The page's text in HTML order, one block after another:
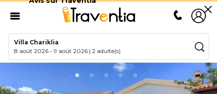
Villa Chariklia
8 août 2026 -9 août 2026 |2 adulte(s)